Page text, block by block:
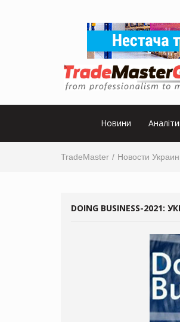
Новини
TradeMaster Новости
DOING BUSINESS-